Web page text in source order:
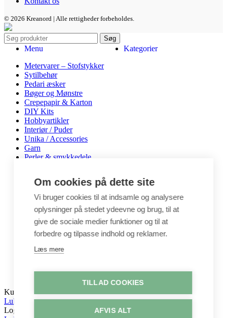
© 2026 Kreanord | Alle rettigheder forbeholdes.
Søg
Menu
Kategorier
Metervarer – Stofstykker
Sytilbehør
Pedari æsker
Bøger og Mønstre
Crepepapir & Karton
DIY Kits
Hobbyartikler
Interiør / Puder
Unika / Accessories
Garn
Perler & smykkedele
Byggesæt
Leg
Shop
Metervarer
Stofstykker
Puder
Unika
Crepepapir
Kurv
Luk
Log ind
Om cookies på dette site
Vi bruger cookies til at indsamle og analysere
oplysninger på stedet ydeevne og brug, til at
give de sociale medier funktioner og til at
forbedre og tilpasse indhold og reklamer.
Læs mere
TILLAD COOKIES
AFVIS ALT